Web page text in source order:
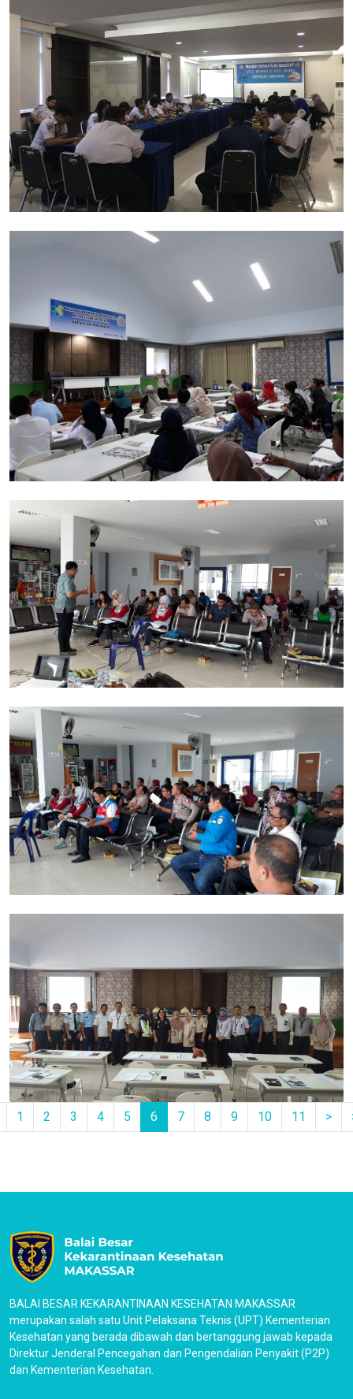
1 2 3 4 5 6 7 8 9 10 11 >
BALAI BESAR KEKARANTINAAN KESEHATAN MAKASSAR
merupakan salah satu Unit Pelaksana Teknis (UPT) Kementerian
Kesehatan yang berada dibawah dan bertanggung jawab kepada
Direktur Jenderal Pencegahan dan Pengendalian Penyakit (P2P)
dan Kementerian Kesehatan.